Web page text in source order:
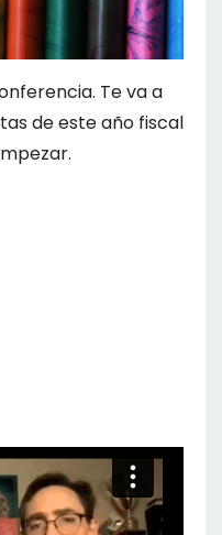
Te va a
de este año fiscal